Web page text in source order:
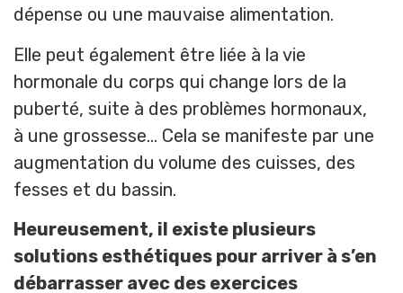
dépense ou une mauvaise alimentation.
Elle peut également être liée à la vie
hormonale du corps qui change lors de la
puberté, suite à des problèmes hormonaux,
à une grossesse… Cela se manifeste par une
augmentation du volume des cuisses, des
fesses et du bassin.
Heureusement, il existe plusieurs
solutions esthétiques pour arriver à s’en
débarrasser avec des exercices